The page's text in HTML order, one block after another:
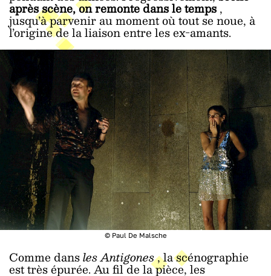
après scène, on remonte dans le temps,
jusqu’à parvenir au moment où tout se noue, à
l’origine de la liaison entre les ex-amants.
© Paul De Malsche
Comme dansles Antigones, la scénographie
est très épurée. Au fil de la pièce, les